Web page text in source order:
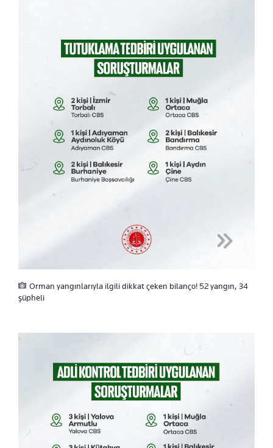
Orman yangınlarıyla ilgili dikkat çeken bilanço! 52 yangın, 34
şüpheli